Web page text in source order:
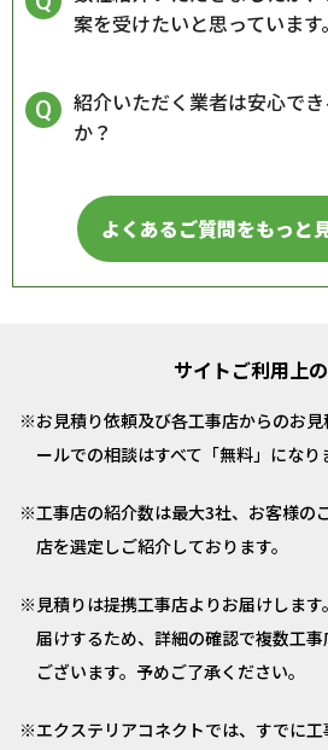
案を受けたいと思っています。
紹介いただく業者は安心で
か？
よくあるご質問をもっと
サイトご利用上
お見積り依頼及び各工事店からのお
ールでの相談はすべて「無料」になり
工事店の紹介数は最大3社、お客様の
店を選定しご紹介しております。
見積りは提携工事店よりお届けしま
届けするため、詳細の確認で複数工
ございます。予めご了承ください。
エクステリアコネクトでは、すでに